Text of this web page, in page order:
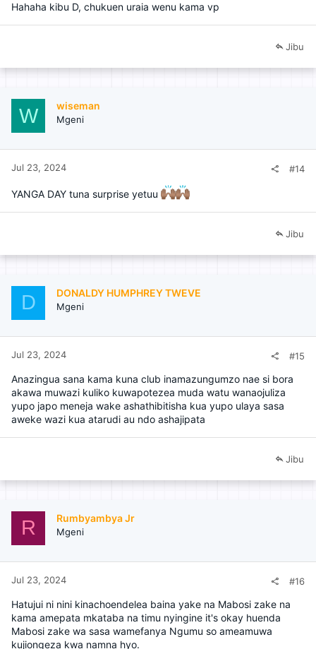
Hahaha kibu D, chukuen uraia wenu kama vp
Jibu
W wiseman
Mgeni
Jul 23, 2024 #14
YANGA DAY tuna surprise yetuu
Jibu
D DONALDY HUMPHREY TWEVE
Mgeni
Jul 23, 2024 #15
Anazingua sana kama kuna club inamazungumzo nae si bora
akawa muwazi kuliko kuwapotezea muda watu wanaojuliza
yupo japo meneja wake ashathibitisha kua yupo ulaya sasa
aweke wazi kua atarudi au ndo ashajipata
Jibu
R Rumbyambya Jr
Mgeni
Jul 23, 2024 #16
Hatujui ni nini kinachoendelea baina yake na Mabosi zake na
kama amepata mkataba na timu nyingine it's okay huenda
Mabosi zake wa sasa wamefanya Ngumu so ameamuwa
kujiongeza kwa namna hyo.